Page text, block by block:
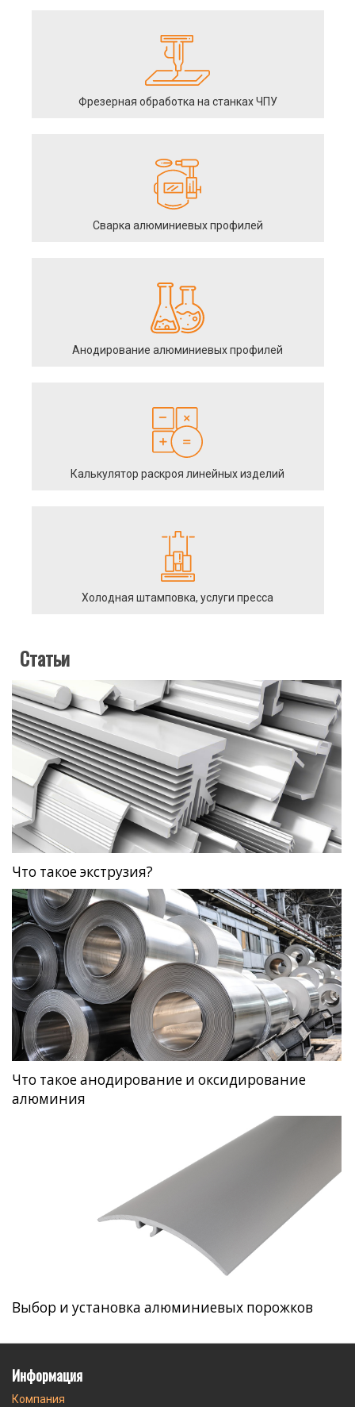
Фрезерная обработка на станках ЧПУ
Сварка алюминиевых профилей
Анодирование алюминиевых профилей
Калькулятор раскроя линейных изделий
Холодная штамповка, услуги пресса
Статьи
Что такое экструзия?
Что такое анодирование и оксидирование
алюминия
Выбор и установка алюминиевых порожков
Информация
Компания